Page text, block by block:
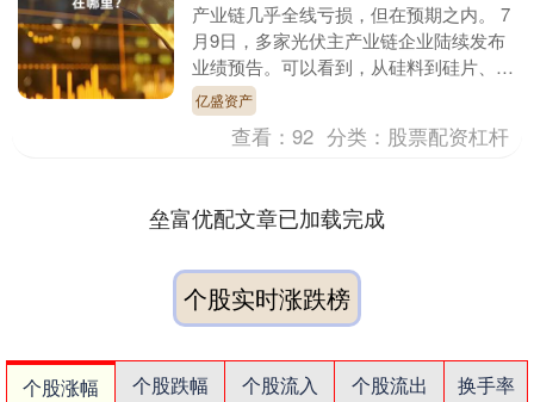
产业链几乎全线亏损，但在预期之内。 7
月9日，多家光伏主产业链企业陆续发布
业绩预告。可以看到，从硅料到硅片、从
电池片到组件，整个产业链企业几乎全线
亏损。不过，话....
亿盛资产
查看：92 分类： 股票配资杠杆
垒富优配文章已加载完成
个股实时涨跌榜
个股涨幅 个股跌幅 个股流入 个股流出
换手率